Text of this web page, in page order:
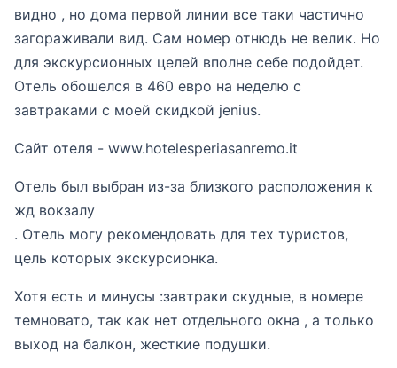
видно , но дома первой линии все таки частично
загораживали вид. Сам номер отнюдь не велик. Но
для экскурсионных целей вполне себе подойдет.
Отель обошелся в 460 евро на неделю с
завтраками с моей скидкой jenius.
Сайт отеля - www.hotelesperiasanremo.it
Отель был выбран из-за близкого расположения к
жд вокзалу
. Отель могу рекомендовать для тех туристов,
цель которых экскурсионка.
Хотя есть и минусы :завтраки скудные, в номере
темновато, так как нет отдельного окна , а только
выход на балкон, жесткие подушки.